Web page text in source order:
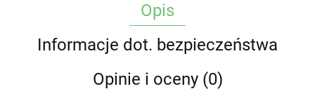
Opis
Informacje dot. bezpieczeństwa
Opinie i oceny (0)